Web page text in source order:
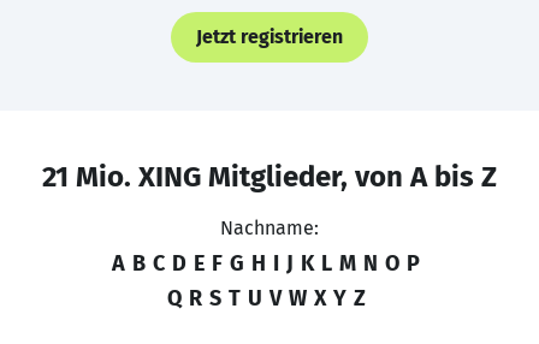
Jetzt registrieren
21 Mio. XING Mitglieder, von A bis Z
Nachname:
A B C D E F G H I J K L M N O P
Q R S T U V W X Y Z